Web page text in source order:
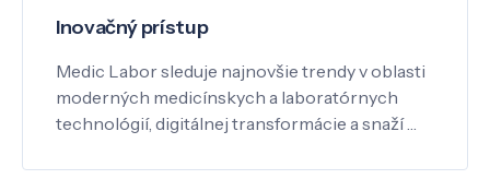
Inovačný prístup
Medic Labor sleduje najnovšie trendy v oblasti
moderných medicínskych a laboratórnych
technológií, digitálnej transformácie a snaží …